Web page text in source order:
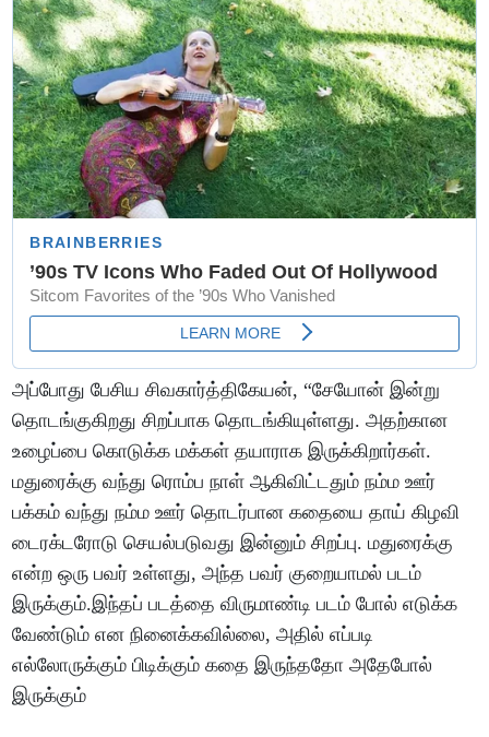
அப்போது பேசிய சிவகார்த்திகேயன், “சேயோன் இன்று
தொடங்குகிறது சிறப்பாக தொடங்கியுள்ளது. அதற்கான
உழைப்பை கொடுக்க மக்கள் தயாராக இருக்கிறார்கள்.
மதுரைக்கு வந்து ரொம்ப நாள் ஆகிவிட்டதும் நம்ம ஊர்
பக்கம் வந்து நம்ம ஊர் தொடர்பான கதையை தாய் கிழவி
டைரக்டரோடு செயல்படுவது இன்னும் சிறப்பு. மதுரைக்கு
என்ற ஒரு பவர் உள்ளது, அந்த பவர் குறையாமல் படம்
இருக்கும்.இந்தப் படத்தை விருமாண்டி படம் போல் எடுக்க
வேண்டும் என நினைக்கவில்லை, அதில் எப்படி
எல்லோருக்கும் பிடிக்கும் கதை இருந்ததோ அதேபோல்
இருக்கும்